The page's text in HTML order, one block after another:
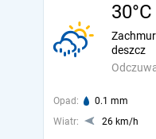
30°C
deszcz
Opad: 0.1 mm
Wiatr:
26 km/h